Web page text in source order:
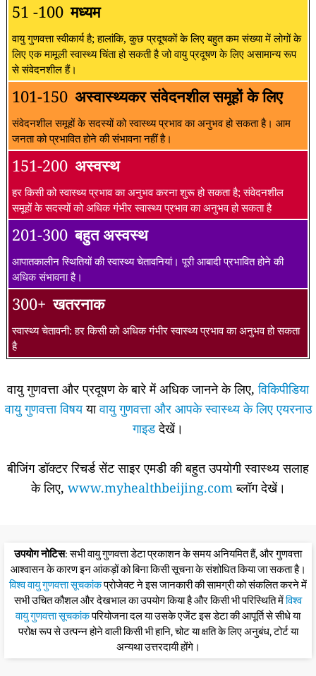
51 -100 मध्यम
वायु गुणवत्ता स्वीकार्य है; हालांकि, कुछ प्रदूषकों के लिए बहुत कम संख्या में लोगों के
लिए एक मामूली स्वास्थ्य चिंता हो सकती है जो वायु प्रदूषण के लिए असामान्य रूप
से संवेदनशील हैं।
101-150 अस्वास्थ्यकर संवेदनशील समूहों के लिए
संवेदनशील समूहों के सदस्यों को स्वास्थ्य प्रभाव का अनुभव हो सकता है। आम
जनता को प्रभावित होने की संभावना नहीं है।
151-200 अस्वस्थ
हर किसी को स्वास्थ्य प्रभाव का अनुभव करना शुरू हो सकता है; संवेदनशील
समूहों के सदस्यों को अधिक गंभीर स्वास्थ्य प्रभाव का अनुभव हो सकता है
201-300 बहुत अस्वस्थ
आपातकालीन स्थितियों की स्वास्थ्य चेतावनियां। पूरी आबादी प्रभावित होने की
अधिक संभावना है।
300+ खतरनाक
स्वास्थ्य चेतावनी: हर किसी को अधिक गंभीर स्वास्थ्य प्रभाव का अनुभव हो सकता
है
वायु गुणवत्ता और प्रदूषण के बारे में अधिक जानने के लिए,विकिपीडिया
वायु गुणवत्ता विषययावायु गुणवत्ता और आपके स्वास्थ्य के लिए एयरनाउ
गाइडदेखें।
बीजिंग डॉक्टर रिचर्ड सेंट साइर एमडी की बहुत उपयोगी स्वास्थ्य सलाह
के लिए, www.myhealthbeijing.com ब्लॉग देखें।
उपयोग नोटिस: सभी वायु गुणवत्ता डेटा प्रकाशन के समय अनियमित हैं, और गुणवत्ता
आश्वासन के कारण इन आंकड़ों को बिना किसी सूचना के संशोधित किया जा सकता है।
विश्व वायु गुणवत्ता सूचकांकप्रोजेक्ट ने इस जानकारी की सामग्री को संकलित करने में
सभी उचित कौशल और देखभाल का उपयोग किया है और किसी भी परिस्थिति मेंविश्व
वायु गुणवत्ता सूचकांकपरियोजना दल या उसके एजेंट इस डेटा की आपूर्ति से सीधे या
परोक्ष रूप से उत्पन्न होने वाली किसी भी हानि, चोट या क्षति के लिए अनुबंध, टोर्ट या
अन्यथा उत्तरदायी होंगे।